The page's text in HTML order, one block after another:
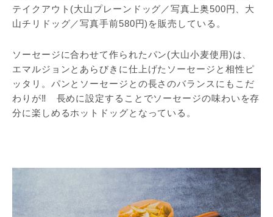
テイクアウト(大山プレーンドッグ／写真上奥500円、大
山チリドッグ／写真手前580円)を販売している。
ソーセージに合わせて作られたパン(大山小麦使用)は、
エマルジョンとあらびきに仕上げたソーセージと相性ピ
ッタリ。パンとソーセージとの長さのバランスにもこだ
わりが‼ 長めに設定することでソーセージの味わいを存
分に楽しめるホットドッグとなっている。